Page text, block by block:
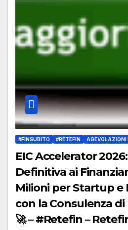
#FINSUBITO #RETEFIN AGEVOLAZIONI
EIC Accelerator
Definitiva ai
Milioni per Startup e
con la Consulenza
🚀 – #Retefin –